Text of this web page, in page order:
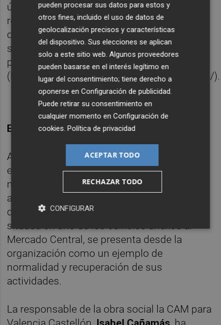
últimas semanas, la obra social está
recuperando su actividad con la preparación
de un nuevo portal en internet que recoja
sus novedades y sustituya a la sencilla
página web con la que cuenta actualmente
(http://obscajamediterraneo.wordpress.com/).
EN FEBRERO, FORMACIÓN
A pesar de que el resto de aulas, salas de
exposiciones, bibliotecas y centros
medioambientales han continuado con su
actividad durante este periodo, la reapertura
de la sede de la obra social en Valencia,
situada en uno de los edificios anexos al
Mercado Central, se presenta desde la
organización como un ejemplo de
normalidad y recuperación de sus
actividades.
La responsable de la obra social la CAM para
pueden procesar sus datos para estos y
otros fines, incluido el uso de datos de
geolocalización precisos y características
del dispositivo. Sus elecciones se aplican
solo a este sitio web. Algunos proveedores
pueden basarse en el interés legítimo en
lugar del consentimiento; tiene derecho a
oponerse enConfiguración de publicidad.
Puede retirar su consentimiento en
cualquier momento enConfiguración de
cookies.Política de privacidad
ACEPTAR TODO
RECHAZAR TODO
CONFIGURAR